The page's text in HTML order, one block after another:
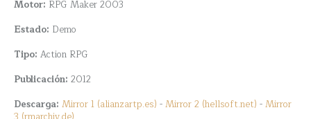
Motor: RPG Maker 2003
Estado: Demo
Tipo: Action RPG
Publicación: 2012
Descarga: Mirror 1 (alianzartp.es) -Mirror 2 (hellsoft.net) -Mirror